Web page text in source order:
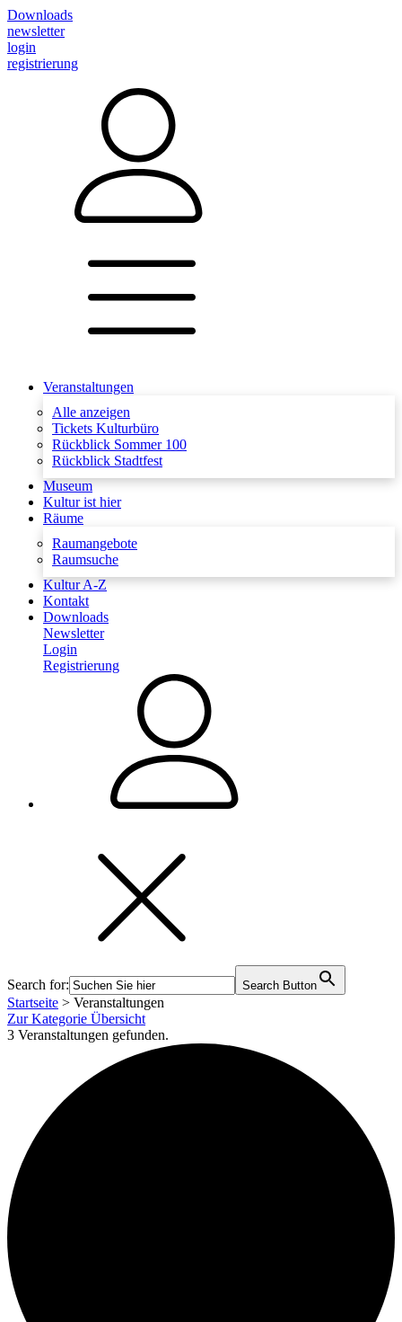
Downloads
newsletter
login
registrierung
Veranstaltungen
Alle anzeigen
Tickets Kulturbüro
Rückblick Sommer 100
Rückblick Stadtfest
Museum
Kultur ist hier
Räume
Raumangebote
Raumsuche
Kultur A-Z
Kontakt
Downloads
Newsletter
Login
Registrierung
Search for: Search Button
Startseite > Veranstaltungen
Zur Kategorie Übersicht
3 Veranstaltungen gefunden.